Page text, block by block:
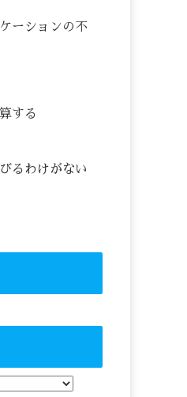
ーションの不
する
るわけがない